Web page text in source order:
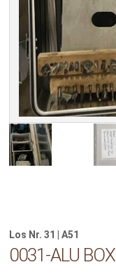
Los Nr. 31 | A51
0031-ALU BOX